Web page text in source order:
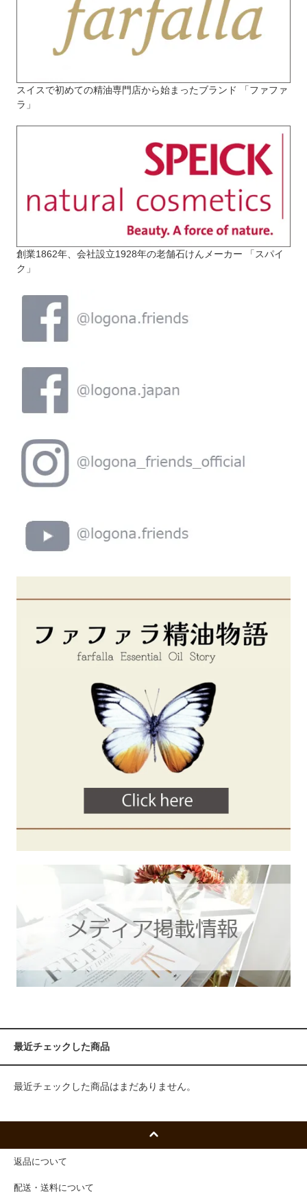
スイスで初めての精油専門店から始まったブランド 「ファファ
ラ」
創業1862年、会社設立1928年の老舗石けんメーカー 「スパイ
ク」
最近チェックした商品
最近チェックした商品はまだありません。
返品について
配送・送料について